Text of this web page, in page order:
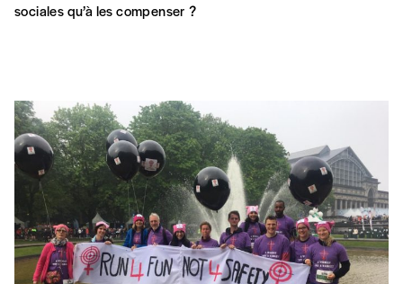
sociales qu’à les compenser ?